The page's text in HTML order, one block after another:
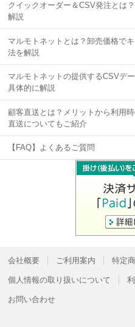
クイックオーダー＆CSV発注とは
解説
マルモトネットとは？卸売価格で
法を解説
マルモトネットの提供するCSVデ
具体的に解説
顧客直送とは？メリットから利用
直送についてもご紹介
【FAQ】よくあるご質問
会社概要 ご利用案内 特定
個人情報の取り扱いについて
お問い合わせ